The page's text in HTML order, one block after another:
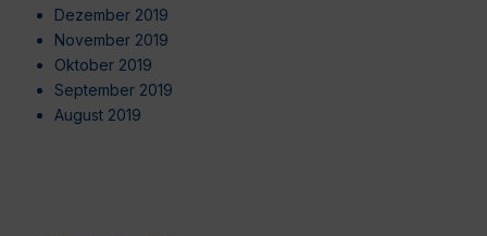
Dezember 2019
November 2019
Oktober 2019
September 2019
August 2019